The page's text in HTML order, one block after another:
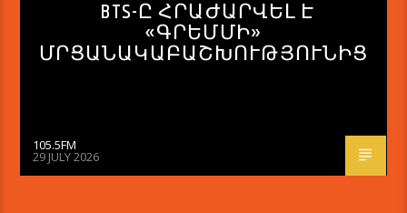
BTS-Ը ՀՐԱԺԱՐՎԵԼ Է
«ԳՐԵՄՄԻ»
ՄՐՑԱՆԱԿԱԲԱՇԽՈՒԹՅՈՒՆԻՑ
105.5FM
29 JULY 2026